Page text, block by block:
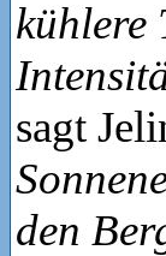
kühlere
sagt
den